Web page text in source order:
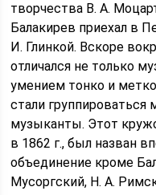
творчества В. А.
Балакирев приехал в
И. Глинкой. Вскоре
отличался не только
умением тонко и
стали
музыканты. Этот
в 1862 г., был назван
объединение кроме
Мусоргский, Н. А.